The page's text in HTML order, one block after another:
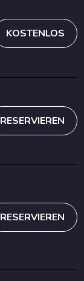
KOSTENLOS
RESERVIEREN
RESERVIEREN